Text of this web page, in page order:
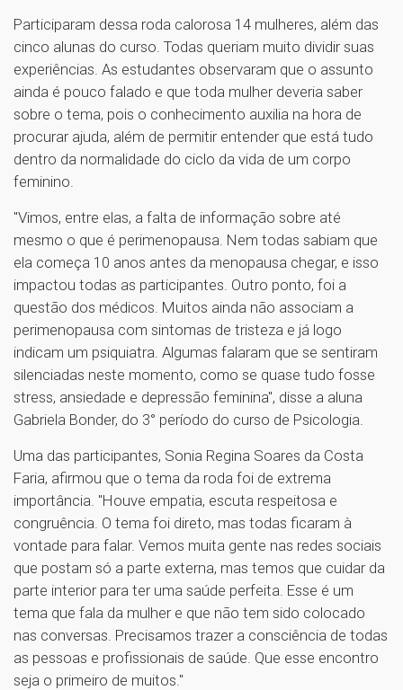
Participaram dessa roda calorosa 14 mulheres, além das
cinco alunas do curso. Todas queriam muito dividir suas
experiências. As estudantes observaram que o assunto
ainda é pouco falado e que toda mulher deveria saber
sobre o tema, pois o conhecimento auxilia na hora de
procurar ajuda, além de permitir entender que está tudo
dentro da normalidade do ciclo da vida de um corpo
feminino.
"Vimos, entre elas, a falta de informação sobre até
mesmo o que é perimenopausa. Nem todas sabiam que
ela começa 10 anos antes da menopausa chegar, e isso
impactou todas as participantes. Outro ponto, foi a
questão dos médicos. Muitos ainda não associam a
perimenopausa com sintomas de tristeza e já logo
indicam um psiquiatra. Algumas falaram que se sentiram
silenciadas neste momento, como se quase tudo fosse
stress, ansiedade e depressão feminina", disse a aluna
Gabriela Bonder, do 3° período do curso de Psicologia.
Uma das participantes, Sonia Regina Soares da Costa
Faria, afirmou que o tema da roda foi de extrema
importância. "Houve empatia, escuta respeitosa e
congruência. O tema foi direto, mas todas ficaram à
vontade para falar. Vemos muita gente nas redes sociais
que postam só a parte externa, mas temos que cuidar da
parte interior para ter uma saúde perfeita. Esse é um
tema que fala da mulher e que não tem sido colocado
nas conversas. Precisamos trazer a consciência de todas
as pessoas e profissionais de saúde. Que esse encontro
seja o primeiro de muitos."